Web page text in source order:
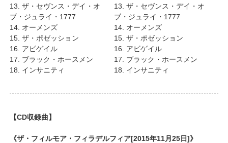
13. ザ・セヴンス・デイ・オ
ブ・ジュライ・1777
14. オーメンズ
15. ザ・ポゼッション
16. アビゲイル
17. ブラック・ホースメン
18. インサニティ
13. ザ・セヴンス・デイ・オ
ブ・ジュライ・1777
14. オーメンズ
15. ザ・ポゼッション
16. アビゲイル
17. ブラック・ホースメン
18. インサニティ
【CD収録曲】
《ザ・フィルモア・フィラデルフィア[2015年11月25日]》